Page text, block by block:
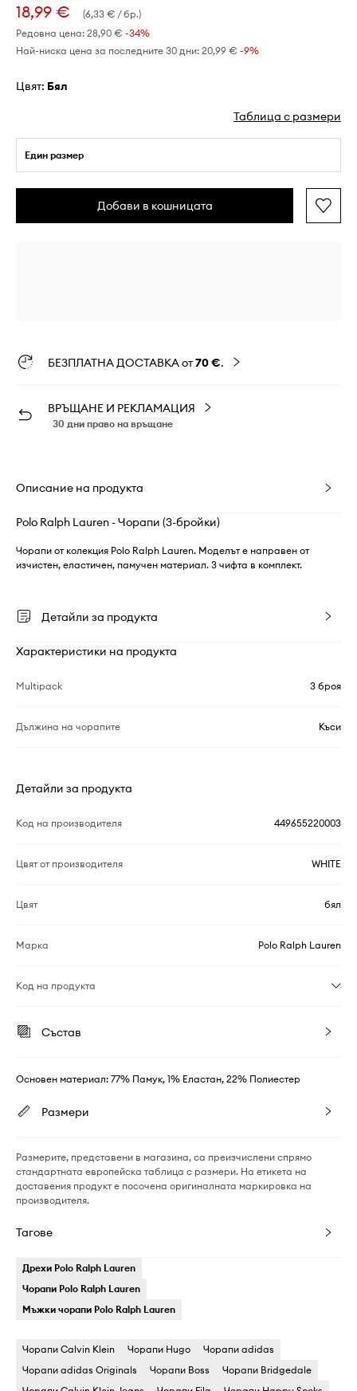
18,99 €
(6,33 € / бр.)
Редовна цена: 28,90 € -34%
Най-ниска цена за последните 30 дни: 20,99 € -9%
Цвят: бял
Таблица с размери
Един размер
Добави в кошницата
БЕЗПЛАТНА ДОСТАВКА от70 €.
ВРЪЩАНЕ И РЕКЛАМАЦИЯ
30 дни право на връщане
Описание на продукта
Polo Ralph Lauren - Чорапи (3-бройки)
Чорапи от колекция Polo Ralph Lauren. Моделът е направен от
изчистен, еластичен, памучен материал. 3 чифта в комплект.
Детайли за продукта
Характеристики на продукта
Multipack 3 броя
Дължина на чорапите Къси
Детайли за продукта
Код на производителя 449655220003
Цвят от производителя WHITE
Цвят бял
Марка Polo Ralph Lauren
Код на продукта
Състав
Основен материал: 77% Памук, 1% Еластан, 22% Полиестер
Размери
Размерите, представени в магазина, са преизчислени спрямо
стандартната европейска таблица с размери. На етикета на
доставения продукт е посочена оригиналната маркировка на
производителя.
Тагове
Дрехи Polo Ralph Lauren
Чорапи Polo Ralph Lauren
Мъжки чорапи Polo Ralph Lauren
Чорапи Calvin Klein Чорапи Hugo
Чорапи adidas
Чорапи adidas Originals
Чорапи Boss
Чорапи Bridgedale